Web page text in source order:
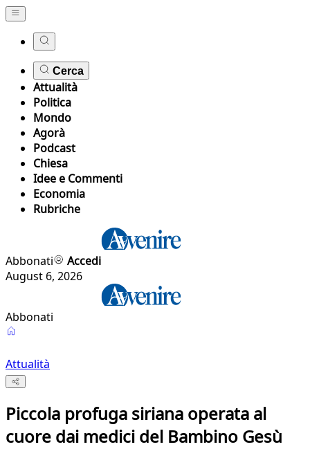
Cerca
Attualità
Politica
Mondo
Agorà
Podcast
Chiesa
Idee e Commenti
Economia
Rubriche
Abbonati
Accedi
August 6, 2026
Abbonati
Attualità
Piccola profuga siriana operata al
cuore dai medici del Bambino Gesù